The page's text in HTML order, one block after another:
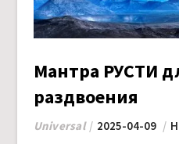
Мантра РУСТИ
раздвоения
Universal 2025-04-09